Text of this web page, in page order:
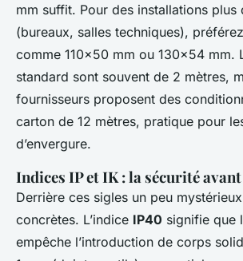
mm suffit. Pour des installations plus
(bureaux, salles techniques),
comme 110x50 mm ou 130x54 mm.
standard sont souvent de 2 mètres,
fournisseurs proposent des
carton de 12 mètres, pratique pour
d’envergure.
Indices IP et IK : la sécurité
Derrière ces sigles un peu
concrètes. L’indice IP40 signifie que
empêche l’introduction de corps